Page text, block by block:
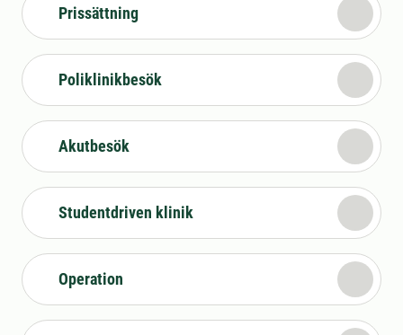
Prissättning
Poliklinikbesök
Akutbesök
Studentdriven klinik
Operation